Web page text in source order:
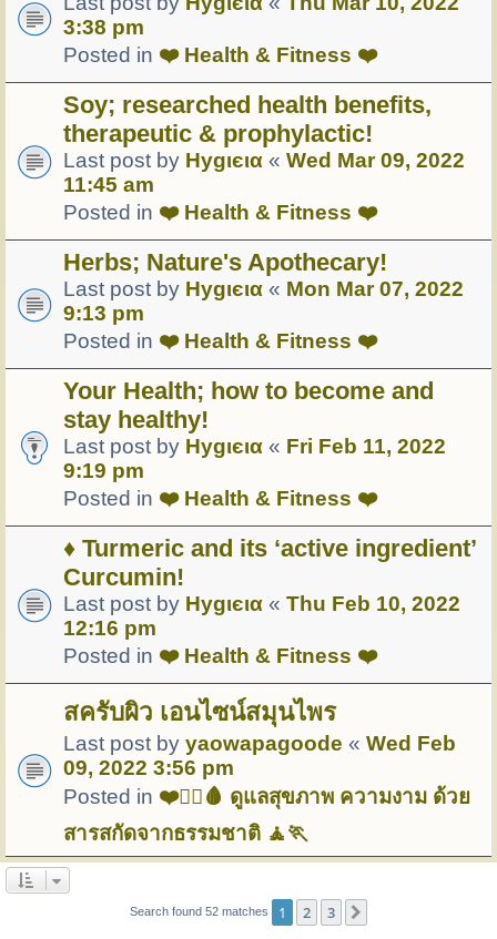
3:38 pm
Posted in ❤️ Health & Fitness ❤️
Soy; researched health benefits,
therapeutic & prophylactic!
Last post by Hуgιєια « Wed Mar 09, 2022
11:45 am
Posted in ❤️ Health & Fitness ❤️
Herbs; Nature's Apothecary!
Last post by Hуgιєια « Mon Mar 07, 2022
9:13 pm
Posted in ❤️ Health & Fitness ❤️
Your Health; how to become and
stay healthy!
Last post by Hуgιєια « Fri Feb 11, 2022
9:19 pm
Posted in ❤️ Health & Fitness ❤️
♦ Turmeric and its ‘active ingredient’
Curcumin!
Last post by Hуgιєια « Thu Feb 10, 2022
12:16 pm
Posted in ❤️ Health & Fitness ❤️
สครับผิว เอนไซน์สมุนไพร
Last post by yaowapagoode « Wed Feb
09, 2022 3:56 pm
Posted in ❤️🏋️‍♀️🩸 ดูแลสุขภาพ ความงาม ด้วย
สารสกัดจากธรรมชาติ 🧘🏃
Search found 52 matches 1 2 3